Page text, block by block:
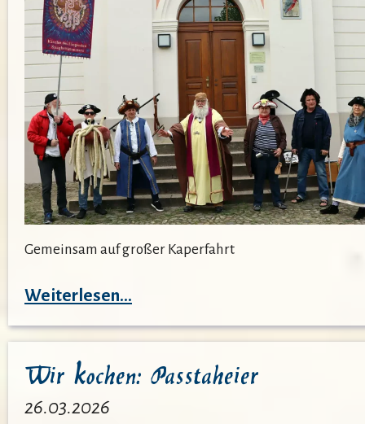
Gemeinsam auf großer Kaperfahrt
Weiterlesen…
20
in
Saus
Wir kochen: Passtaheier
26.03.2026